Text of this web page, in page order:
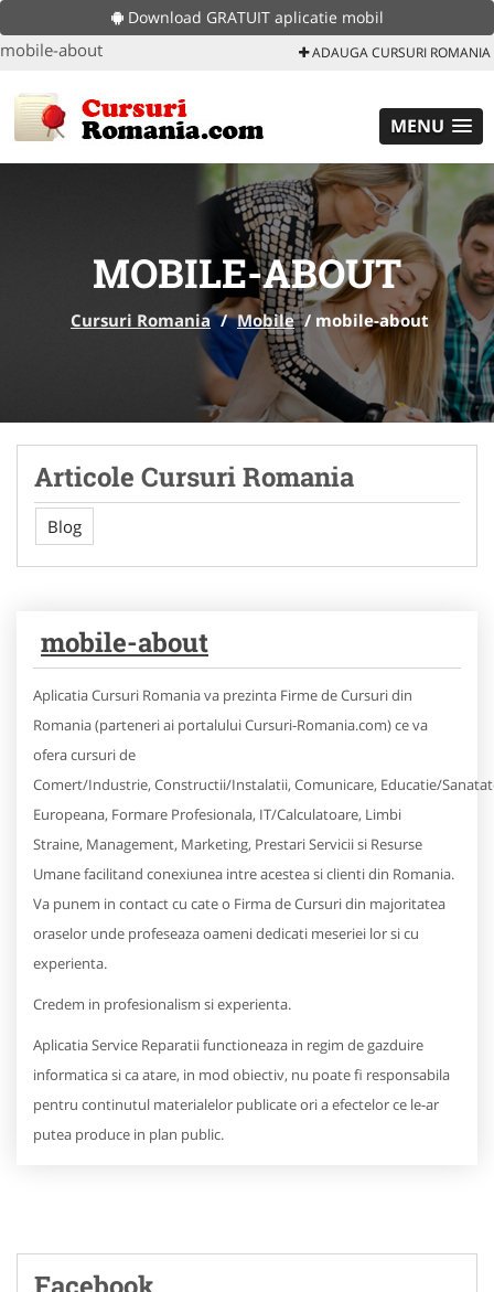
Download GRATUIT aplicatie mobil
mobile-about ADAUGA CURSURI ROMANIA
MENU
MOBILE-ABOUT
Cursuri Romania / Mobile / mobile-about
Articole Cursuri Romania
Blog
mobile-about
Aplicatia Cursuri Romania va prezinta Firme de Cursuri din
Romania (parteneri ai portalului Cursuri-Romania.com) ce va
ofera cursuri de
Comert/Industrie, Constructii/Instalatii, Comunicare, Educatie/
Europeana, Formare Profesionala, IT/Calculatoare, Limbi
Straine, Management, Marketing, Prestari Servicii si Resurse
Umane facilitand conexiunea intre acestea si clienti din Romania.
Va punem in contact cu cate o Firma de Cursuri din majoritatea
oraselor unde profeseaza oameni dedicati meseriei lor si cu
experienta.
Credem in profesionalism si experienta.
Aplicatia Service Reparatii functioneaza in regim de gazduire
informatica si ca atare, in mod obiectiv, nu poate fi responsabila
pentru continutul materialelor publicate ori a efectelor ce le-ar
putea produce in plan public.